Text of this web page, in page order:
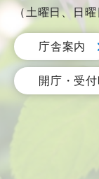
（土曜日、日
庁舎案内
開庁・受付